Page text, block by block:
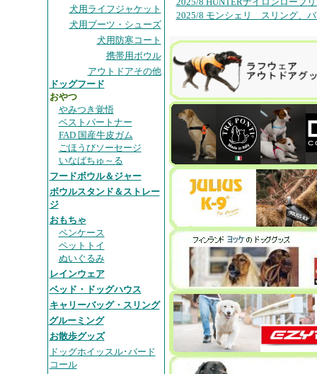
犬用ライフジャケット
犬用ブーツ・シューズ
犬用防寒コート
携帯用ボウル
アウトドアその他
ドッグフード
おやつ
やみつき覚悟
ベストパートナー
FAD 国産牛皮ガム
ごほうびソーセージ
いなばちゅ～る
フードボウル＆ジャー
ボウルスタンド＆ストレー
ジ
おもちゃ
ペンケース
ペットトイ
ぬいぐるみ
レインウェア
ベッド・ドッグハウス
キャリーバッグ・スリング
グルーミング
お散歩グッズ
ドッグホイッスル･バード
コール
2025/8 モンシェリ スリング、バ